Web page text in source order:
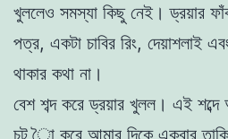
খুললেও সমস্যা কিছু নেই। ড্রয়ার
পত্র, একটা চাবির রিং, দেয়াশলাই
থাকার কথা না।
বেশ শব্দ করে ড্রয়ার খুলল। এই
চট াৈ করে আমার দিকে একবার